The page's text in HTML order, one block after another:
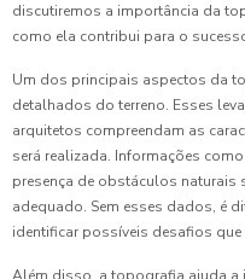
discutiremos a importância da
como ela contribui para o
Um dos principais aspectos da
detalhados do terreno. Esses
arquitetos compreendam as
será realizada. Informações
presença de obstáculos naturais
adequado. Sem esses dados, é
identificar possíveis desafios